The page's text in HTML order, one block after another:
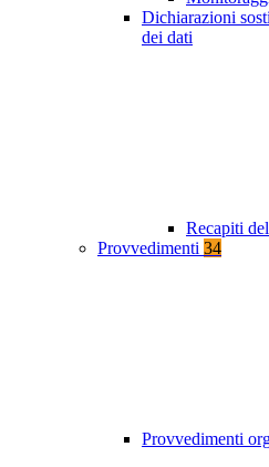
Dichiarazioni
dei dati
Recapiti
Provvedimenti 34
Provvedimenti